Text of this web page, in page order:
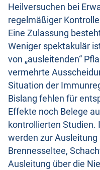
Heilversuchen bei
regelmäßiger
Eine Zulassung
Weniger spektakulär
von „ausleitenden“
vermehrte
Situation der
Bislang fehlen für
Effekte noch Belege
kontrollierten Studien.
werden zur
Brennesseltee,
Ausleitung über die